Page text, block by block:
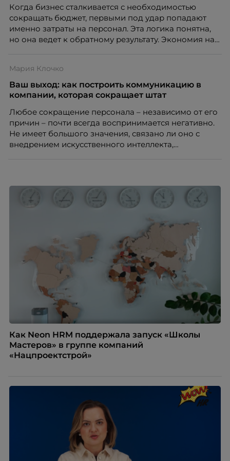
Когда бизнес сталкивается с необходимостью
сокращать бюджет, первыми под удар попадают
именно затраты на персонал. Эта логика понятна,
но она ведет к обратному результату. Экономия на
значит – сокращает доходы бизнеса.
Мария Клочко
Ваш выход: как построить коммуникацию в
компании, которая сокращает штат
Любое сокращение персонала – независимо от его
причин – почти всегда воспринимается негативно.
Не имеет большого значения, связано ли оно с
внедрением искусственного интеллекта,
означают потерю стабильности, а для внешнего
рынка становятся сигналом о возможных
проблемах организации. В результате увольнения
нередко превращаются в фактор, который
негативно влияет HR-бренд работодателя.
Как Neon HRM поддержала запуск «Школы
Мастеров» в группе компаний
«Нацпроектстрой»